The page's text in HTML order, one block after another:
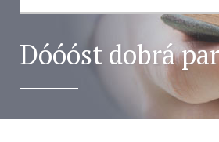
Dóóóst dobrá